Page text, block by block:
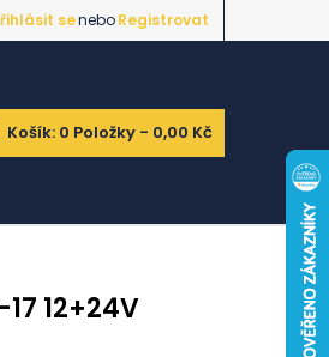
seneboRegistrovat
Košík: 0 Položky - 0,00 Kč
12+24V